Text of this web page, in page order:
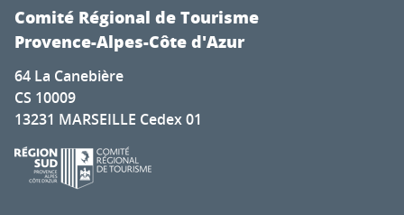
Comité Régional de Tourisme
Provence-Alpes-Côte d'Azur
64 La Canebière
CS 10009
13231 MARSEILLE Cedex 01